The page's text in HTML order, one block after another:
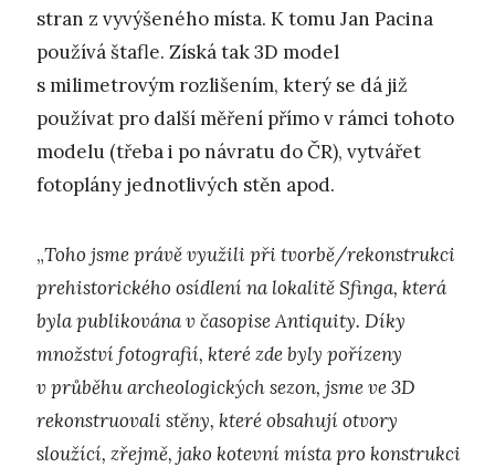
stran z vyvýšeného místa. K tomu Jan Pacina
používá štafle. Získá tak 3D model
s milimetrovým rozlišením, který se dá již
používat pro další měření přímo v rámci tohoto
modelu (třeba i po návratu do ČR), vytvářet
fotoplány jednotlivých stěn apod.
„Toho jsme právě využili při tvorbě/rekonstrukci
prehistorického osídlení na lokalitě Sfinga, která
byla publikována v časopise Antiquity. Díky
množství fotografií, které zde byly pořízeny
v průběhu archeologických sezon, jsme ve 3D
rekonstruovali stěny, které obsahují otvory
sloužící, zřejmě, jako kotevní místa pro konstrukci